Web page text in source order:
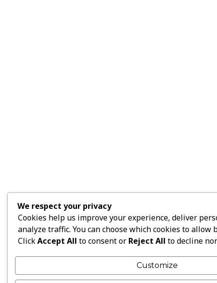
We respect your privacy
Cookies help us improve your experience, deliver
analyze traffic. You can choose which cookies to allow
ClickAccept All to consent or Reject All to decline
Customize